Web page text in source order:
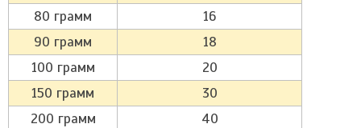
80 грамм
16
90 грамм
18
100 грамм
20
150 грамм
30
200 грамм
40